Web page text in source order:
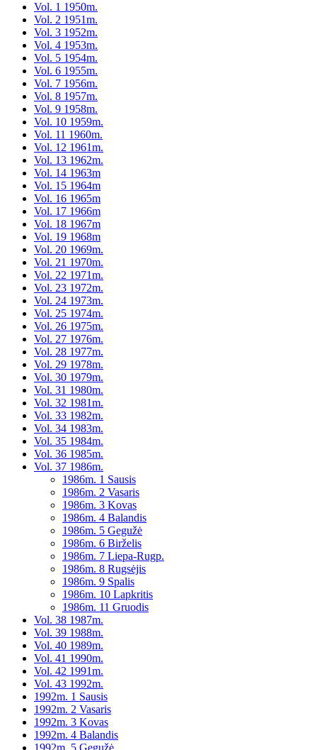
Vol. 1 1950m.
Vol. 2 1951m.
Vol. 3 1952m.
Vol. 4 1953m.
Vol. 5 1954m.
Vol. 6 1955m.
Vol. 7 1956m.
Vol. 8 1957m.
Vol. 9 1958m.
Vol. 10 1959m.
Vol. 11 1960m.
Vol. 12 1961m.
Vol. 13 1962m.
Vol. 14 1963m
Vol. 15 1964m
Vol. 16 1965m
Vol. 17 1966m
Vol. 18 1967m
Vol. 19 1968m
Vol. 20 1969m.
Vol. 21 1970m.
Vol. 22 1971m.
Vol. 23 1972m.
Vol. 24 1973m.
Vol. 25 1974m.
Vol. 26 1975m.
Vol. 27 1976m.
Vol. 28 1977m.
Vol. 29 1978m.
Vol. 30 1979m.
Vol. 31 1980m.
Vol. 32 1981m.
Vol. 33 1982m.
Vol. 34 1983m.
Vol. 35 1984m.
Vol. 36 1985m.
Vol. 37 1986m.
1986m. 1 Sausis
1986m. 2 Vasaris
1986m. 3 Kovas
1986m. 4 Balandis
1986m. 5 Gegužė
1986m. 6 Birželis
1986m. 7 Liepa-Rugp.
1986m. 8 Rugsėjis
1986m. 9 Spalis
1986m. 10 Lapkritis
1986m. 11 Gruodis
Vol. 38 1987m.
Vol. 39 1988m.
Vol. 40 1989m.
Vol. 41 1990m.
Vol. 42 1991m.
Vol. 43 1992m.
1992m. 1 Sausis
1992m. 2 Vasaris
1992m. 3 Kovas
1992m. 4 Balandis